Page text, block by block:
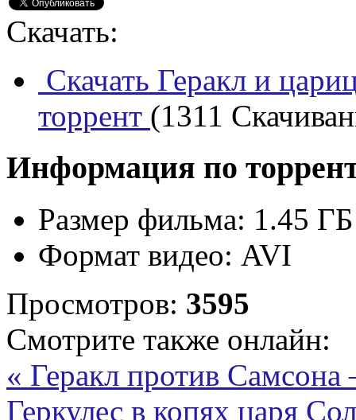
Скачать:
Скачать Геракл и
торрент (1311
Информация по
Размер фильма: 1.45 ГБ
Формат видео: AVI
Просмотров: 3595
Смотрите также онлайн:
« Геракл против
Геркулес в копях царя